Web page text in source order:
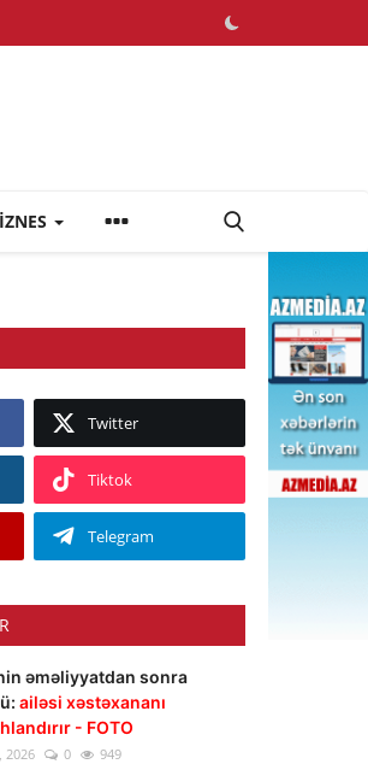
Twitter
Tiktok
Telegram
əməliyyatdan sonra
ailəsi xəstəxananı
- FOTO
2026 0 949